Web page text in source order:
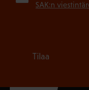
SAK:n
Tilaa